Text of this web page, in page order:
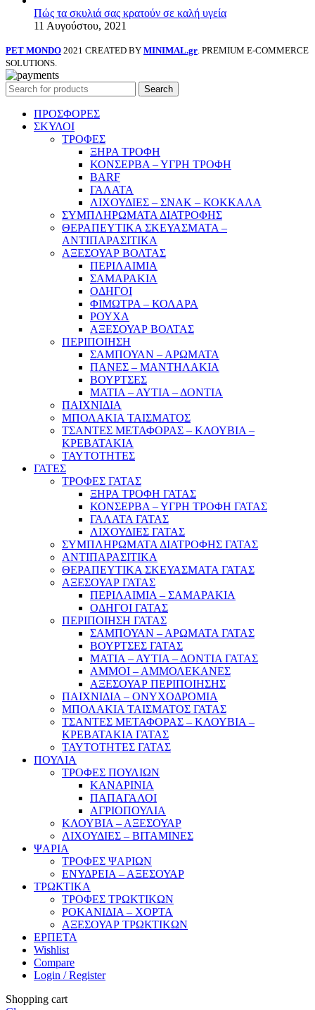
Πώς τα σκυλιά σας κρατούν σε καλή υγεία
11 Αυγούστου, 2021
PET MONDO 2021 CREATED BY MINIMAL.gr. PREMIUM E-COMMERCE
SOLUTIONS.
Search
ΠΡΟΣΦΟΡΕΣ
ΣΚΥΛΟΙ
ΤΡΟΦΕΣ
ΞΗΡΑ ΤΡΟΦΗ
ΚΟΝΣΕΡΒΑ – ΥΓΡΗ ΤΡΟΦΗ
BARF
ΓΑΛΑΤΑ
ΛΙΧΟΥΔΙΕΣ – ΣΝΑΚ – ΚΟΚΚΑΛΑ
ΣΥΜΠΛΗΡΩΜΑΤΑ ΔΙΑΤΡΟΦΗΣ
ΘΕΡΑΠΕΥΤΙΚΑ ΣΚΕΥΑΣΜΑΤΑ –
ΑΝΤΙΠΑΡΑΣΙΤΙΚΑ
ΑΞΕΣΟΥΑΡ ΒΟΛΤΑΣ
ΠΕΡΙΛΑΙΜΙΑ
ΣΑΜΑΡΑΚΙΑ
ΟΔΗΓΟΙ
ΦΙΜΩΤΡΑ – ΚΟΛΑΡΑ
ΡΟΥΧΑ
ΑΞΕΣΟΥΑΡ ΒΟΛΤΑΣ
ΠΕΡΙΠΟΙΗΣΗ
ΣΑΜΠΟΥΑΝ – ΑΡΩΜΑΤΑ
ΠΑΝΕΣ – ΜΑΝΤΗΛΑΚΙΑ
ΒΟΥΡΤΣΕΣ
ΜΑΤΙΑ – ΑΥΤΙΑ – ΔΟΝΤΙΑ
ΠΑΙΧΝΙΔΙΑ
ΜΠΟΛΑΚΙΑ ΤΑΙΣΜΑΤΟΣ
ΤΣΑΝΤΕΣ ΜΕΤΑΦΟΡΑΣ – ΚΛΟΥΒΙΑ –
ΚΡΕΒΑΤΑΚΙΑ
ΤΑΥΤΟΤΗΤΕΣ
ΓΑΤΕΣ
ΤΡΟΦΕΣ ΓΑΤΑΣ
ΞΗΡΑ ΤΡΟΦΗ ΓΑΤΑΣ
ΚΟΝΣΕΡΒΑ – ΥΓΡΗ ΤΡΟΦΗ ΓΑΤΑΣ
ΓΑΛΑΤΑ ΓΑΤΑΣ
ΛΙΧΟΥΔΙΕΣ ΓΑΤΑΣ
ΣΥΜΠΛΗΡΩΜΑΤΑ ΔΙΑΤΡΟΦΗΣ ΓΑΤΑΣ
ΑΝΤΙΠΑΡΑΣΙΤΙΚΑ
ΘΕΡΑΠΕΥΤΙΚΑ ΣΚΕΥΑΣΜΑΤΑ ΓΑΤΑΣ
ΑΞΕΣΟΥΑΡ ΓΑΤΑΣ
ΠΕΡΙΛΑΙΜΙΑ – ΣΑΜΑΡΑΚΙΑ
ΟΔΗΓΟΙ ΓΑΤΑΣ
ΠΕΡΙΠΟΙΗΣΗ ΓΑΤΑΣ
ΣΑΜΠΟΥΑΝ – ΑΡΩΜΑΤΑ ΓΑΤΑΣ
ΒΟΥΡΤΣΕΣ ΓΑΤΑΣ
ΜΑΤΙΑ – ΑΥΤΙΑ – ΔΟΝΤΙΑ ΓΑΤΑΣ
ΑΜΜΟΙ – ΑΜΜΟΛΕΚΑΝΕΣ
ΑΞΕΣΟΥΑΡ ΠΕΡΙΠΟΙΗΣΗΣ
ΠΑΙΧΝΙΔΙΑ – ΟΝΥΧΟΔΡΟΜΙΑ
ΜΠΟΛΑΚΙΑ ΤΑΙΣΜΑΤΟΣ ΓΑΤΑΣ
ΤΣΑΝΤΕΣ ΜΕΤΑΦΟΡΑΣ – ΚΛΟΥΒΙΑ –
ΚΡΕΒΑΤΑΚΙΑ ΓΑΤΑΣ
ΤΑΥΤΟΤΗΤΕΣ ΓΑΤΑΣ
ΠΟΥΛΙΑ
ΤΡΟΦΕΣ ΠΟΥΛΙΩΝ
ΚΑΝΑΡΙΝΙΑ
ΠΑΠΑΓΑΛΟΙ
ΑΓΡΙΟΠΟΥΛΙΑ
ΚΛΟΥΒΙΑ – ΑΞΕΣΟΥΑΡ
ΛΙΧΟΥΔΙΕΣ – ΒΙΤΑΜΙΝΕΣ
ΨΑΡΙΑ
ΤΡΟΦΕΣ ΨΑΡΙΩΝ
ΕΝΥΔΡΕΙΑ – ΑΞΕΣΟΥΑΡ
ΤΡΩΚΤΙΚΑ
ΤΡΟΦΕΣ ΤΡΩΚΤΙΚΩΝ
ΡΟΚΑΝΙΔΙΑ – ΧΟΡΤΑ
ΑΞΕΣΟΥΑΡ ΤΡΩΚΤΙΚΩΝ
ΕΡΠΕΤΑ
Wishlist
Compare
Login / Register
Shopping cart